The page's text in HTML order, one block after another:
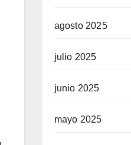
agosto 2025
julio 2025
junio 2025
mayo 2025